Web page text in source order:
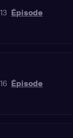
Épisode
Épisode